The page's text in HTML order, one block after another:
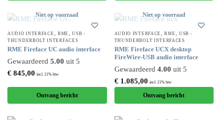
Niet op voorraad
AUDIO INTERFACE RME ,USB -
THUNDERBOLT INTERFACES
RME Fireface UC audio interface
Gewaardeerd 5.00 uit 5
€ 845,00 incl. 21% btw
Ontvang bericht
Niet op voorraad
AUDIO INTERFACE ,RME
USB -
THUNDERBOLT INTERFACES
RME Fireface UCX desktop
FireWire-USB audio interface
Gewaardeerd 4.00 uit 5
€1.085,00 incl. 21% btw
Ontvang bericht